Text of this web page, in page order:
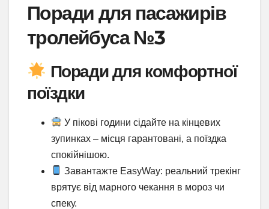
Поради для пасажирів
тролейбуса №3
Поради для комфортної
поїздки
У пікові години сідайте на кінцевих
зупинках – місця гарантовані, а поїздка
спокійнішою.
Завантажте EasyWay: реальний трекінг
врятує від марного чекання в мороз чи
спеку.